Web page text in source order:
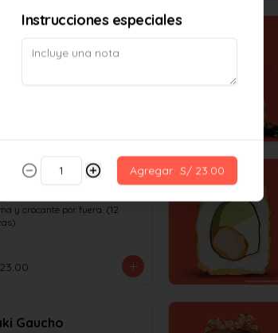
crocante, palta, en el top
Furai
y crocante por fuera. (12
Gaucho
Instrucciones especiales
Agregar S/ 23.00